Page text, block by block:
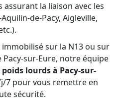
la liaison avec les
de-Pacy, Aigleville,
sur la N13 ou sur
sur-Eure, notre équipe
lourds à Pacy-sur-
7 pour vous remettre en
sécurité.